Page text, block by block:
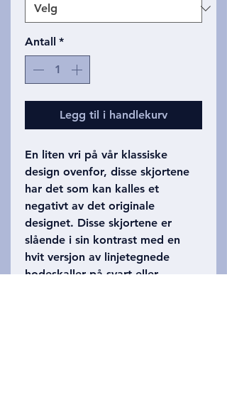
Antall *
Legg til i handlekurv
En liten vri på vår klassiske
design ovenfor, disse skjortene
har det som kan kalles et
negativt av det originale
designet. Disse skjortene er
slående i sin kontrast med en
hvit versjon av linjetegnede
hodeskaller på svart eller